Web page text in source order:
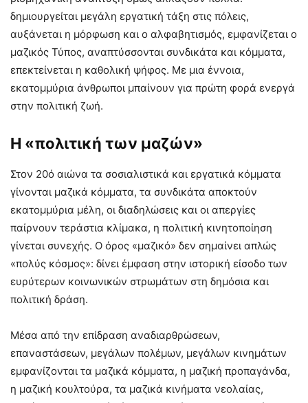
δημιουργείται μεγάλη εργατική τάξη στις πόλεις,
αυξάνεται η μόρφωση και ο αλφαβητισμός, εμφανίζεται ο
μαζικός Τύπος, αναπτύσσονται συνδικάτα και κόμματα,
επεκτείνεται η καθολική ψήφος. Με μια έννοια,
εκατομμύρια άνθρωποι μπαίνουν για πρώτη φορά ενεργά
στην πολιτική ζωή.
Η «πολιτική των μαζών»
Στον 20ό αιώνα τα σοσιαλιστικά και εργατικά κόμματα
γίνονται μαζικά κόμματα, τα συνδικάτα αποκτούν
εκατομμύρια μέλη, οι διαδηλώσεις και οι απεργίες
παίρνουν τεράστια κλίμακα, η πολιτική κινητοποίηση
γίνεται συνεχής. Ο όρος «μαζικό» δεν σημαίνει απλώς
«πολύς κόσμος»: δίνει έμφαση στην ιστορική είσοδο των
ευρύτερων κοινωνικών στρωμάτων στη δημόσια και
πολιτική δράση.
Μέσα από την επίδραση αναδιαρθρώσεων,
επαναστάσεων, μεγάλων πολέμων, μεγάλων κινημάτων
εμφανίζονται τα μαζικά κόμματα, η μαζική προπαγάνδα,
η μαζική κουλτούρα, τα μαζικά κινήματα νεολαίας,